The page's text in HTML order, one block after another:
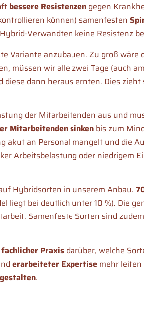
bessere Resistenzen gegen
können) samenfesten
Verwandten keine Resistenz
Variante anzubauen. Zu groß
müssen wir alle zwei Tage (auch
dann heraus ernten. Dies
der Mitarbeitenden aus und
Mitarbeitenden sinken bis zum
akut an Personal mangelt und die
Arbeitsbelastung oder niedrigem
Hybridsorten in unserem Anbau.
liegt bei deutlich unter 10 %). Die
Samenfeste Sorten sind
fachlicher Praxis darüber, welche
erarbeiteter Expertise mehr leiten
.